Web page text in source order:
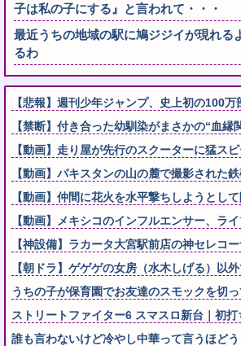
子は私の子にする』と言われて・・・
最近うちの地域の駅に鳩ジジイが現れる
るわ
【悲報】週刊少年ジャンプ、史上初の
【禁断】付き合った幼馴染がまさかの“血
【動画】走り屋が先行のスクーターに猛ス
【動画】パキスタンの山の麓で撮影された
【動画】仲間に花火を水平撃ちしようとし
【動画】メキシコのインフルエンサー、ラ
【神設備】ラカータ大宮駅前店の神セレ
【朝ドラ】ゲゲゲの女房（水木しげる）以
うちの子が保育園でお友達のスモックを切
ストリートファイター6 スマスロ新台｜初
誰も言わないけど冷やし中華って言うほど